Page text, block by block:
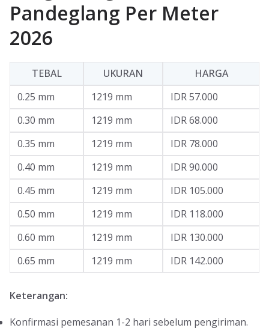
Pandeglang Per Meter
2026
TEBAL UKURAN
HARGA
0.25 mm
1219 mm
IDR 57.000
0.30 mm
1219 mm
IDR 68.000
0.35 mm
1219 mm
IDR 78.000
0.40 mm
1219 mm
IDR 90.000
0.45 mm
1219 mm
IDR 105.000
0.50 mm
1219 mm
IDR 118.000
0.60 mm
1219 mm
IDR 130.000
0.65 mm
1219 mm IDR 142.000
Keterangan:
Konfirmasi pemesanan 1-2 hari sebelum pengiriman.